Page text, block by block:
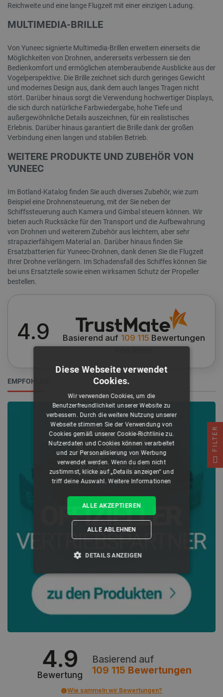
4.9 Basierend auf 109 115 Bewertungen
EMPFOHLEN
Reichweite und eine lange Flugzeit mit einer einzigen Ladung.
MULTIMEDIA-BRILLE
Von Yuneec signierte Multimedia-Brillen erweitern einerseits die
Möglichkeiten von Drohnen, andererseits verbessern sie den
Bedienkomfort und ermöglichen atemberaubende Ausblicke aus der
Vogelperspektive. Die Brille zeichnet sich durch geringes Gewicht
und modernes Design aus, dank dem auch langes Tragen nicht
stört. Darüber hinaus sorgt die Verwendung hochwertiger Displays,
die sich durch natürliche Farbwiedergabe, hohe Tiefe und
außergewöhnliche Details auszeichnen, für ein realistisches
Erlebnis. Darüber hinaus garantiert die Brille dank der großen
Verbindung einen langen und stabilen Betrieb.
WEITERE PRODUKTE UND ZUBEHÖR VON
YUNEEC
Im Botland-Katalog finden Sie auch diverses Zubehör, wie zum
Beispiel eine Drohnensteuerung, mit der Sie neben der
Schiffssteuerung auch Kamera und Gimbal steuern können. Wir
bieten auch Rucksäcke für den Transport und die Aufbewahrung
von Drohnen und weiterem Zubehör aus leichtem, aber sehr
strapazierfähigem Material an. Darüber hinaus finden Sie
Ersatzbatterien für Yuneec-Drohnen, dank denen Sie die Flugzeit
Ihrer Drohne verlängern. Im Schadensfall des Schiffes können Sie
bei uns Ersatzteile sowie einen wirksamen Schutz der Propeller
bestellen.
4.9
Bewertung
Basierend auf
109 115 Bewertungen
Wie sammeln wir Bewertungen?
FILTER
Diese Webseite verwendet
Cookies.
Wir verwenden Cookies, um die
Benutzerfreundlichkeit unserer Website zu
verbessern. Durch die weitere Nutzung unserer
Webseite stimmen Sie der Verwendung von
Cookies gemäß unserer Cookie-Richtlinie zu.
Nutzerdaten und Cookies können verarbeitet
und zur Personalisierung von Werbung
verwendet werden. Wenn du dem nicht
zustimmst, klicke auf „Details anzeigen“ und
triff deine Auswahl.Weitere Informationen
ALLE AKZEPTIEREN
ALLE ABLEHNEN
DETAILS ANZEIGEN
PERFORMANCE
Unbedingt erforderlich Performance